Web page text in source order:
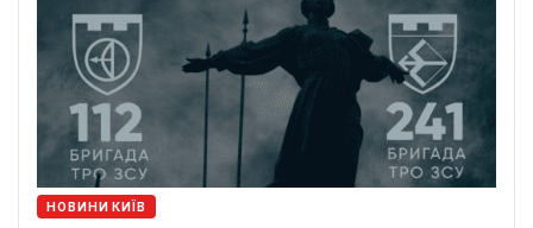
НОВИНИ КИЇВ